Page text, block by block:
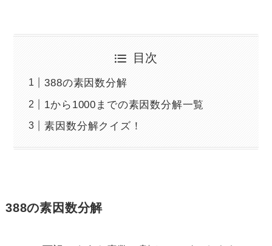
目次
388の素因数分解
1から1000までの素因数分解一覧
素因数分解クイズ！
388の素因数分解